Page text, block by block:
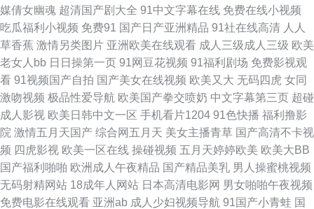
网站91cb 五月花丁香网 97超碰福利在线 韩国av在線 欧美性福利影院 亚洲
狼人av 91在线视频 福利网站导航 九九这只有精品 人人草97 午夜剧场性交
91色网址 超碰香蕉 丝袜91Porn 91社久久 超碰91最新 狠狠日天天干 欧美日
韩色中色 天堂资源 91精品视频网 成人AV大 黄色片子免费看 欧美色日本 偷
拍97av 97豆花 国产妞干网 欧洲精品区 午夜性国产 91视频cn 丁香爱爱诱惑
久久精品久久波多 日本熟女自慰 亚洲不卡一二一 91探花在线播放 国产欧美
媒倩女幽魂 超清国产剧大全 91中文字幕在线 免费在线小视频
吃瓜福利小视频 免费91 国产日产亚洲精品 91社在线高清 人人
草香蕉 激情另类图片 亚洲欧美在线观看 成人三级成人三级 欧美
老女人bb 日日操第一页 91网豆花视频 91福利剧场 免费影视观
看 91视频国产自拍 国产美女在线视频 欧美又大 无码四虎 女同
激吻视频 极品性爱导航 欧美国产拳交喷奶 中文字幕第三页 超碰
成人影视 欧美日韩中文一区 手机看片1204 91色快播 福利撸影
院 激情五月天国产 综合网五月天 美女主播青草 国产高清不卡视
频 四虎影视 欧美一区在线 操碰视频 五月天婷婷欧美 欧美大BB
国产福利啪啪 欧洲成人午夜精品 国产精品美乳 男人操蜜桃视频
无码射精网站 18成年人网站 日本高清电影网 男女啪啪午夜视频
免费电影在线观看 亚洲ab 成人少妇视频导航 91国产小青蛙 国